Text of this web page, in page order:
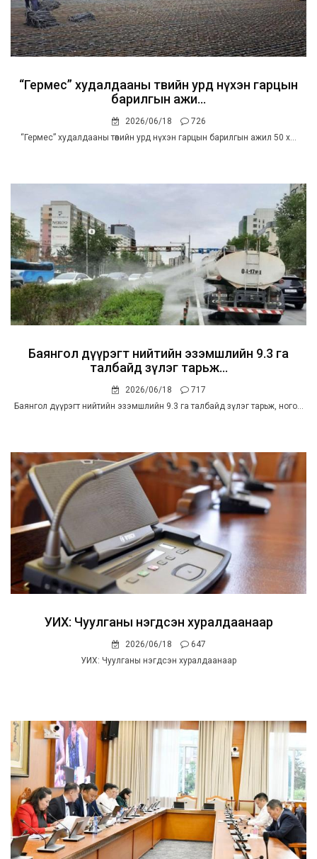
“Гермес” худалдааны төвийн урд нүхэн гарцын
барилгын ажи...
2026/06/18
726
“Гермес” худалдааны төвийн урд нүхэн гарцын барилгын ажил 50 х...
Баянгол дүүрэгт нийтийн эзэмшлийн 9.3 га
талбайд зүлэг тарьж...
2026/06/18
717
Баянгол дүүрэгт нийтийн эзэмшлийн 9.3 га талбайд зүлэг тарьж, ного...
УИХ: Чуулганы нэгдсэн хуралдаанаар
2026/06/18
647
УИХ: Чуулганы нэгдсэн хуралдаанаар